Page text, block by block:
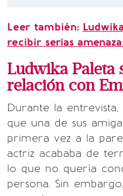
Leer también:
recibir serias
Ludwika Paleta
relación con
Durante la
que una de sus
primera vez a la
actriz acababa de
lo que no quería
persona. Sin